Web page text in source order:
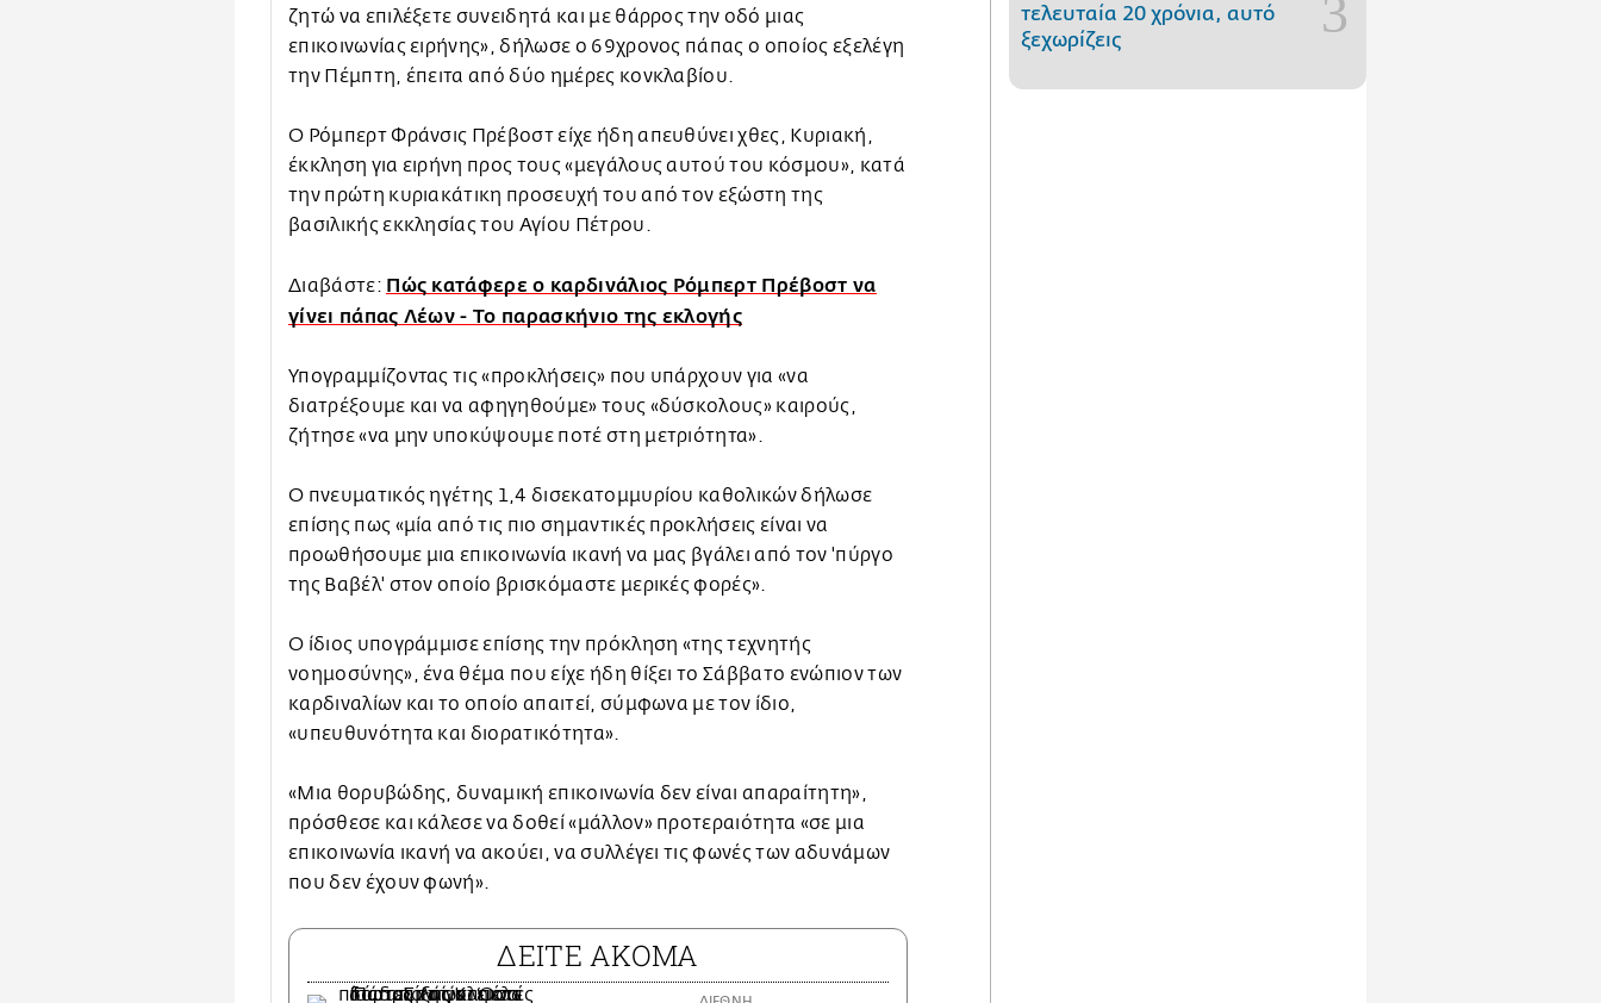
ζητώ να επιλέξετε συνειδητά και με θάρρος την οδό μιας
επικοινωνίας ειρήνης», δήλωσε ο 69χρονος πάπας ο οποίος εξελέγη
την Πέμπτη, έπειτα από δύο ημέρες κονκλαβίου.
Ο Ρόμπερτ Φράνσις Πρέβοστ είχε ήδη απευθύνει χθες, Κυριακή,
έκκληση για ειρήνη προς τους «μεγάλους αυτού του κόσμου», κατά
την πρώτη κυριακάτικη προσευχή του από τον εξώστη της
βασιλικής εκκλησίας του Αγίου Πέτρου.
Διαβάστε: Πώς κατάφερε ο καρδινάλιος Ρόμπερτ Πρέβοστ να
γίνει πάπας Λέων - Το παρασκήνιο της εκλογής
Υπογραμμίζοντας τις «προκλήσεις» που υπάρχουν για «να
διατρέξουμε και να αφηγηθούμε» τους «δύσκολους» καιρούς,
ζήτησε «να μην υποκύψουμε ποτέ στη μετριότητα».
Ο πνευματικός ηγέτης 1,4 δισεκατομμυρίου καθολικών δήλωσε
επίσης πως «μία από τις πιο σημαντικές προκλήσεις είναι να
προωθήσουμε μια επικοινωνία ικανή να μας βγάλει από τον 'πύργο
της Βαβέλ' στον οποίο βρισκόμαστε μερικές φορές».
Ο ίδιος υπογράμμισε επίσης την πρόκληση «της τεχνητής
νοημοσύνης», ένα θέμα που είχε ήδη θίξει το Σάββατο ενώπιον των
καρδιναλίων και το οποίο απαιτεί, σύμφωνα με τον ίδιο,
«υπευθυνότητα και διορατικότητα».
«Μια θορυβώδης, δυναμική επικοινωνία δεν είναι απαραίτητη»,
πρόσθεσε και κάλεσε να δοθεί «μάλλον» προτεραιότητα «σε μια
επικοινωνία ικανή να ακούει, να συλλέγει τις φωνές των αδυνάμων
που δεν έχουν φωνή».
ΔΕΙΤΕ ΑΚΟΜΑ
τελευταία 20 χρόνια, αυτό
ξεχωρίζεις